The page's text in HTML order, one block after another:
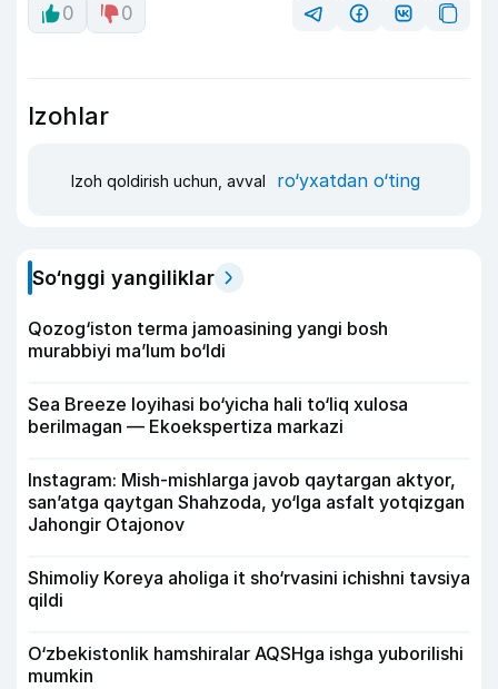
0
0
Izohlar
Izoh qoldirish uchun, avval ro‘yxatdan o‘ting
So‘nggi yangiliklar
Qozog‘iston terma jamoasining yangi bosh
murabbiyi ma’lum bo‘ldi
Sea Breeze loyihasi bo‘yicha hali to‘liq xulosa
berilmagan — Ekoekspertiza markazi
Instagram: Mish-mishlarga javob qaytargan aktyor,
san’atga qaytgan Shahzoda, yo‘lga asfalt yotqizgan
Jahongir Otajonov
Shimoliy Koreya aholiga it sho‘rvasini ichishni tavsiya
qildi
O‘zbekistonlik hamshiralar AQSHga ishga yuborilishi
mumkin